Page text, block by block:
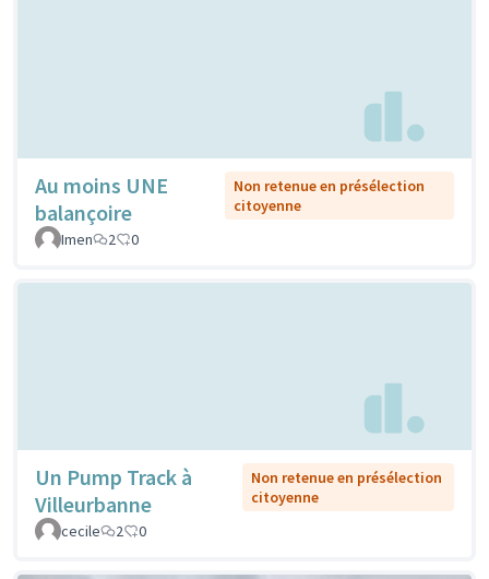
Au moins UNE
balançoire
Non retenue en présélection
citoyenne
Imen
2 0
Un Pump Track à
Villeurbanne
Non retenue en présélection
citoyenne
cecile
2 0